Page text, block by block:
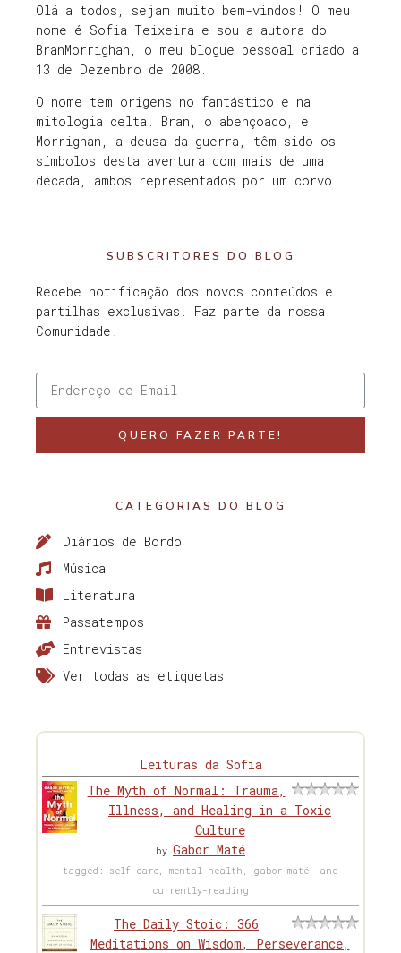
Olá a todos, sejam muito bem-vindos! O meu
nome é Sofia Teixeira e sou a autora do
BranMorrighan, o meu blogue pessoal criado a
13 de Dezembro de 2008.
O nome tem origens no fantástico e na
mitologia celta. Bran, o abençoado, e
Morrighan, a deusa da guerra, têm sido os
símbolos desta aventura com mais de uma
década, ambos representados por um corvo.
SUBSCRITORES DO BLOG
Recebe notificação dos novos conteúdos e
partilhas exclusivas. Faz parte da nossa
Comunidade!
QUERO FAZER PARTE!
CATEGORIAS DO BLOG
Diários de Bordo
Música
Literatura
Passatempos
Entrevistas
Ver todas as etiquetas
Leituras da Sofia
The Myth of Normal: Trauma,
Illness, and Healing in a Toxic
Culture
by Gabor Maté
tagged: self-care, mental-health, gabor-maté, and
currently-reading
The Daily Stoic: 366
Meditations on Wisdom, Perseverance,